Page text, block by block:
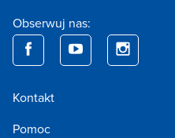
Obserwuj nas:
Kontakt
Pomoc